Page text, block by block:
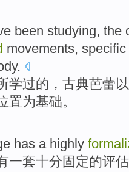
been studying, the
movements, specific
.
学过的 ， 古典芭蕾以
置为基础。
has a highly
一套十分固定的评估